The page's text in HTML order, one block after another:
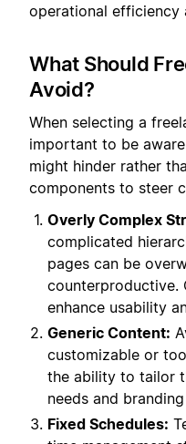
operational efficiency
What Should
Avoid?
When selecting a
important to be
might hinder rather
components to steer
Overly Complex
complicated
pages can be
enhance usability
Generic Content:
customizable or
the ability to tailor
needs and
Fixed Schedules: